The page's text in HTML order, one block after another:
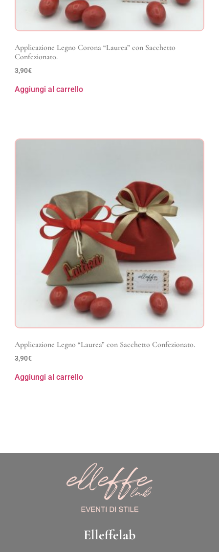
Applicazione Legno Corona “Laurea” con Sacchetto
Confezionato.
3,90€
Aggiungi al carrello
Applicazione Legno “Laurea” con Sacchetto Confezionato.
3,90€
Aggiungi al carrello
Elleffelab